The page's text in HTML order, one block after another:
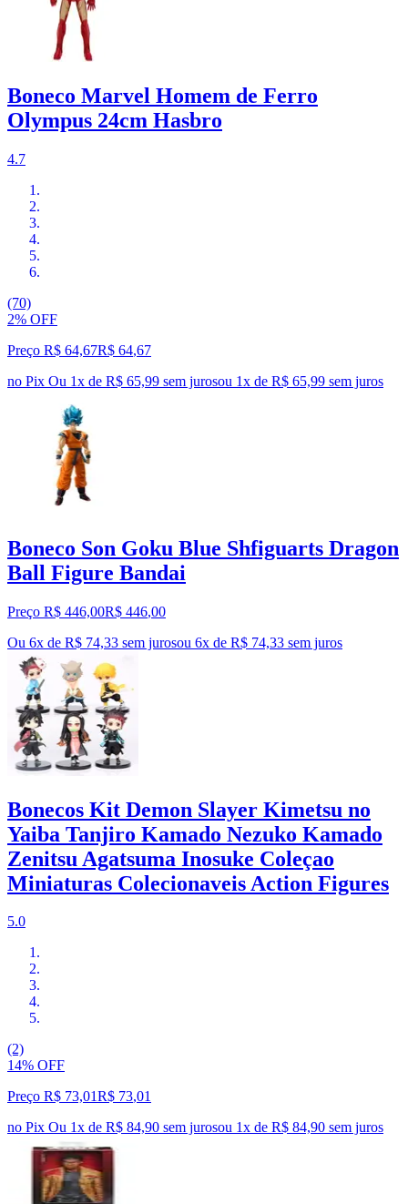
Boneco Marvel Homem de Ferro
Olympus 24cm Hasbro
4.7
(70)
2% OFF
Preço R$ 64,67R$ 64,67
no Pix Ou 1x de R$ 65,99 sem jurosou 1x de R$ 65,99 sem juros
Boneco Son Goku Blue Shfiguarts Dragon
Ball Figure Bandai
Preço R$ 446,00R$ 446,00
Ou 6x de R$ 74,33 sem jurosou 6x de R$ 74,33 sem juros
Bonecos Kit Demon Slayer Kimetsu no
Yaiba Tanjiro Kamado Nezuko Kamado
Zenitsu Agatsuma Inosuke Coleçao
Miniaturas Colecionaveis Action Figures
5.0
(2)
14% OFF
Preço R$ 73,01R$ 73,01
no Pix Ou 1x de R$ 84,90 sem jurosou 1x de R$ 84,90 sem juros